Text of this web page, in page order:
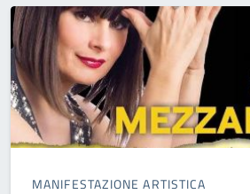
MANIFESTAZIONE ARTISTICA